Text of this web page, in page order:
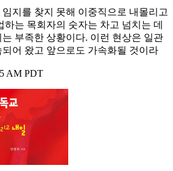
지를 찾지 못해 이중직으로 내몰리고
하는 목회자의 숫자는 차고 넘치는 데
부족한 상황이다. 이런 현상은 일관
어 왔고 앞으로도 가속화될 것이라
AM PDT